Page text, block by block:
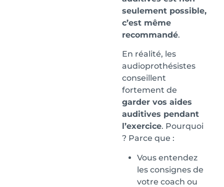
seulement possible,
c’est même
recommandé.
En réalité, les
audioprothésistes
conseillent
fortement de
garder vos aides
auditives pendant
l’exercice. Pourquoi
? Parce que :
Vous entendez
les consignes de
votre coach ou